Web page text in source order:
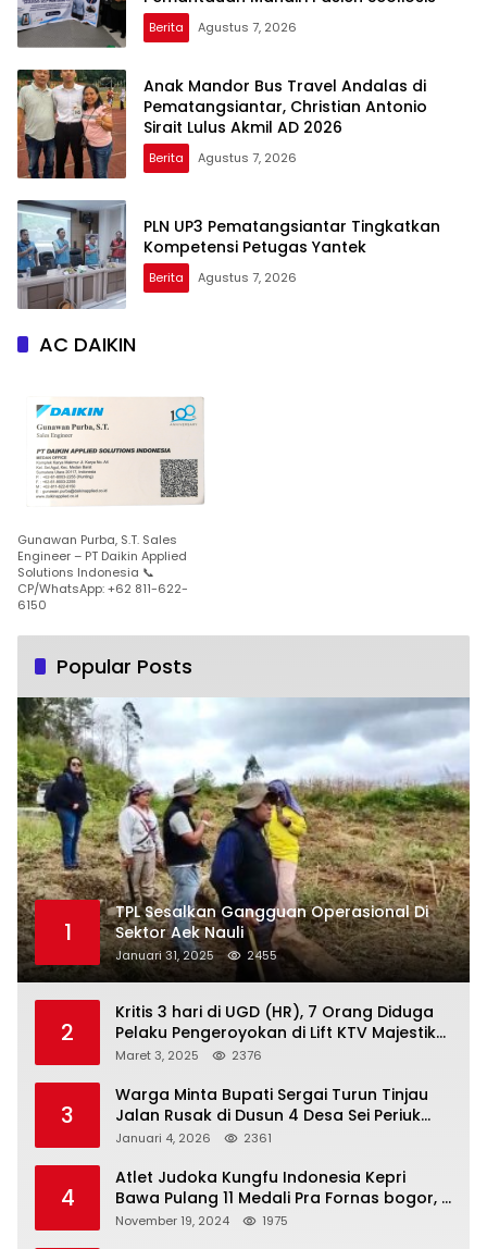
Berita Agustus 7, 2026
Anak Mandor Bus Travel Andalas di
Pematangsiantar, Christian Antonio
Sirait Lulus Akmil AD 2026
Berita Agustus 7, 2026
PLN UP3 Pematangsiantar Tingkatkan
Kompetensi Petugas Yantek
Berita Agustus 7, 2026
AC DAIKIN
Gunawan Purba, S.T. Sales
Engineer – PT Daikin Applied
Solutions Indonesia 📞
CP/WhatsApp: +62 811-622-
6150
Popular Posts
1
TPL Sesalkan Gangguan Operasional Di
Sektor Aek Nauli
Januari 31, 2025 2455
2
Kritis 3 hari di UGD (HR), 7 Orang Diduga
Pelaku Pengeroyokan di Lift KTV Majestik
Melenggang Bebas, Kantor Hukum JAP
Tanjungpinang
Maret 3, 2025 2376
3
Warga Minta Bupati Sergai Turun Tinjau
Jalan Rusak di Dusun 4 Desa Sei Periuk
Serdang Bedagai
Januari 4, 2026 2361
4
Atlet Judoka Kungfu Indonesia Kepri
Bawa Pulang 11 Medali Pra Fornas bogor, 3
Emas dan 8 Perunggu.
November 19, 2024 1975